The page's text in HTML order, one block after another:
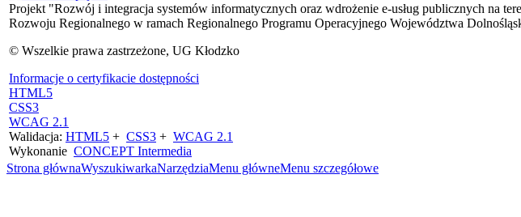
Projekt "Rozwój i integracja systemów informatycznych oraz wdrożenie e-usług publicznych na
Rozwoju Regionalnego w ramach Regionalnego Programu Operacyjnego Województwa
© Wszelkie prawa zastrzeżone, UG Kłodzko
Informacje o certyfikacie dostępności
HTML5
CSS3
WCAG 2.1
Walidacja: HTML5 + CSS3 + WCAG 2.1
Wykonanie CONCEPT Intermedia
Strona głównaWyszukiwarkaNarzędziaMenu główneMenu szczegółowe